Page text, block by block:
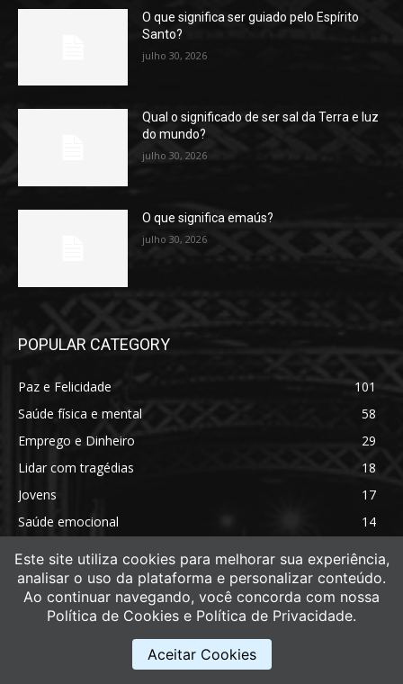
O que significa ser guiado pelo Espírito
Santo?
julho 30, 2026
Qual o significado de ser sal da Terra e luz
do mundo?
julho 30, 2026
O que significa emaús?
julho 30, 2026
POPULAR CATEGORY
Paz e Felicidade
101
Saúde física e mental
58
Emprego e Dinheiro
29
Lidar com tragédias
18
Jovens
17
Saúde emocional
14
Este site utiliza cookies para melhorar sua experiência,
analisar o uso da plataforma e personalizar conteúdo.
Ao continuar navegando, você concorda com nossa
Política de Cookies e Política de Privacidade.
Aceitar Cookies